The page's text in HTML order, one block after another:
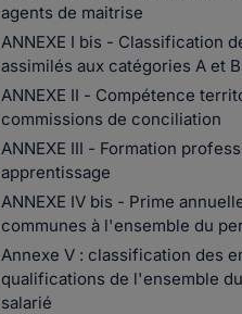
agents de maitrise
ANNEXE I bis - Classification
assimilés aux catégories A et B
ANNEXE II - Compétence
commissions de conciliation
ANNEXE III - Formation
apprentissage
ANNEXE IV bis - Prime
communes à l'ensemble du
Annexe V : classification des
qualifications de l'ensemble
salarié